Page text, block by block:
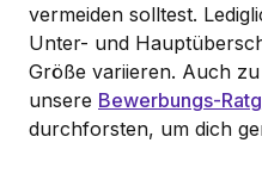
vermeiden solltest.
Unter- und
Größe variieren. Auch
unsere Bewerbungs-
durchforsten, um dich